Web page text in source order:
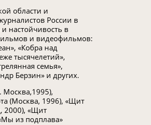
области и
России в
настойчивость в
и видеофильмов:
«Кобра над
тысячелетий»,
семья»,
Берзин» и других.
Москва,1995),
(Москва, 1996), «Щит
2000), «Щит
из подплава»